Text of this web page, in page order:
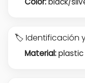
🏷️ Identificación
Material:plastic